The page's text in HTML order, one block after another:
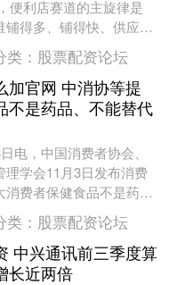
便利店赛道的主旋律是
铺得多、铺得快、供应链
富度高，谁就能在增量市
类： 股票配资论坛
加官网 中消协等提
不是药品、不能替代
电，中国消费者协会、
理学会11月3日发布消费
消费者保健食品不是药
物治疗，购买保健品需认
类： 股票配资论坛
中兴通讯前三季度算
长近两倍